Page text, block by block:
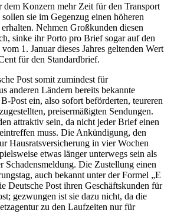
dem Konzern mehr Zeit für den Transport
sie im Gegenzug einen höheren
Nehmen Großkunden diesen
sinke ihr Porto pro Brief sogar auf den
1. Januar dieses Jahres geltenden Wert
für den Standardbrief.
Post somit zumindest für
anderen Ländern bereits bekannte
Post ein, also sofort beförderten, teureren
preisermäßigten Sendungen.
attraktiv sein, da nicht jeder Brief einen
muss. Die Ankündigung, den
Hausratsversicherung in vier Wochen
etwas länger unterwegs sein als
Schadensmeldung. Die Zustellung einen
auch bekannt unter der Formel „E
Deutsche Post ihren Geschäftskunden für
gezwungen ist sie dazu nicht, da die
zu den Laufzeiten nur für